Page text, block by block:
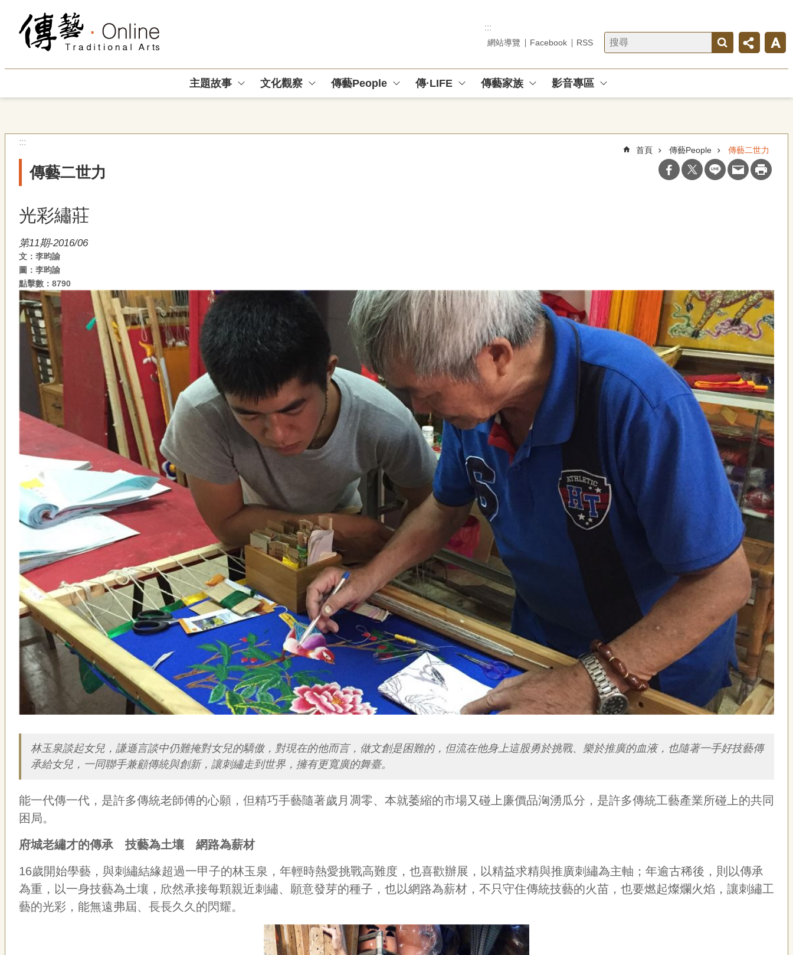
跳到主要內容區塊
:::
網站導覽 Facebook RSS
主題故事 文化觀察 傳藝People 傳·LIFE 傳藝家族 影音專區
:::
首頁 傳藝People 傳藝二世力
傳藝二世力
光彩繡莊
第11期-2016/06
文：李昀諭
圖：李昀諭
點擊數：8790
林玉泉談起女兒，謙遜言談中仍難掩對女兒的驕傲，對現在的他而言，做文創是困難的，但流在他身上這股勇於挑戰、樂於推廣的血液，也隨著一手好技藝傳
承給女兒，一同聯手兼顧傳統與創新，讓刺繡走到世界，擁有更寬廣的舞臺。
能一代傳一代，是許多傳統老師傅的心願，但精巧手藝隨著歲月凋零、本就萎縮的市場又碰上廉價品洶湧瓜分，是許多傳統工藝產業所碰上的共同
困局。
府城老繡才的傳承 技藝為土壤 網路為薪材
16歲開始學藝，與刺繡結緣超過一甲子的林玉泉，年輕時熱愛挑戰高難度，也喜歡辦展，以精益求精與推廣刺繡為主軸；年逾古稀後，則以傳承
為重，以一身技藝為土壤，欣然承接每顆親近刺繡、願意發芽的種子，也以網路為薪材，不只守住傳統技藝的火苗，也要燃起燦爛火焰，讓刺繡工
藝的光彩，能無遠弗屆、長長久久的閃耀。